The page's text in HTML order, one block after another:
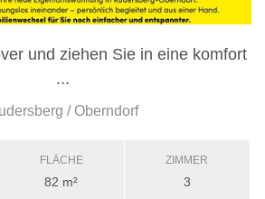
und ziehen Sie in eine komfort
...
/ Oberndorf
FLÄCHE
82 m²
ZIMMER
3